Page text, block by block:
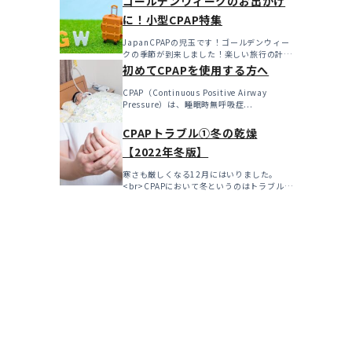
に！小型CPAP特集
JapanCPAPの児玉です！ゴールデンウィー
クの季節が到来しました！楽しい旅行の計画
を立てたり、特...
初めてCPAPを使用する方へ
CPAP（Continuous Positive Airway
Pressure）は、睡眠時無呼吸症...
CPAPトラブル①冬の乾燥
【2022年冬版】
寒さも厳しくなる12月にはいりました。
<br>CPAPにおいて冬というのはトラブルの